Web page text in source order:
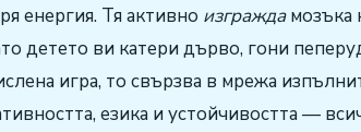
енергия. Тя активно изграждамозъка
детето ви катери дърво, гони
игра, то свързва в мрежа
езика и устойчивостта —